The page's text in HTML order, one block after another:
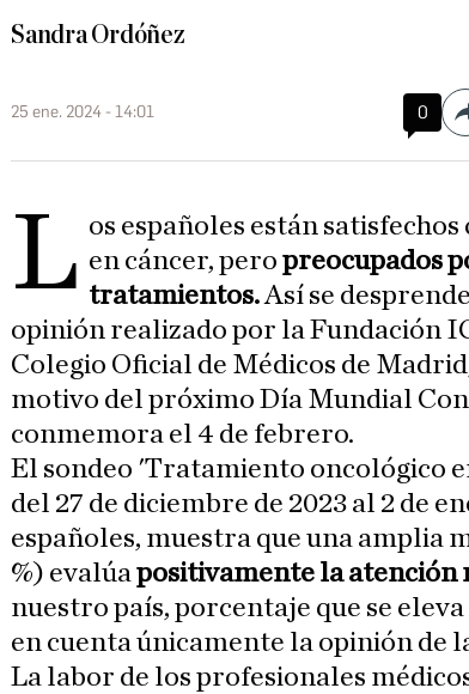
Sandra Ordóñez
25 ene. 2024 - 14:01 0
L os españoles están
en cáncer, pero preocupados
tratamientos.Así se
opinión realizado por la Fundación
Colegio Oficial de Médicos de
motivo del próximo Día Mundial
conmemora el 4 de febrero.
El sondeo 'Tratamiento oncológico
del 27 de diciembre de 2023 al 2 de
españoles, muestra que una amplia
%) evalúapositivamente la atención
nuestro país, porcentaje que se eleva
en cuenta únicamente la opinión de
La labor de los profesionales